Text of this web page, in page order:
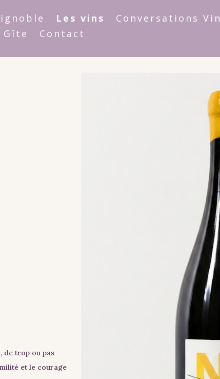
Les vins
Conversations Vin
Gîte
Contact
de trop ou pas
et le courage